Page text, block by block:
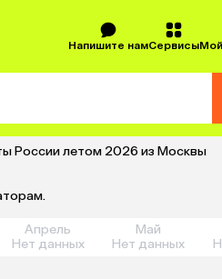
Напишите намСервисы
России летом 2026 из Москвы
Апрель
Нет данных
Май
Нет данных